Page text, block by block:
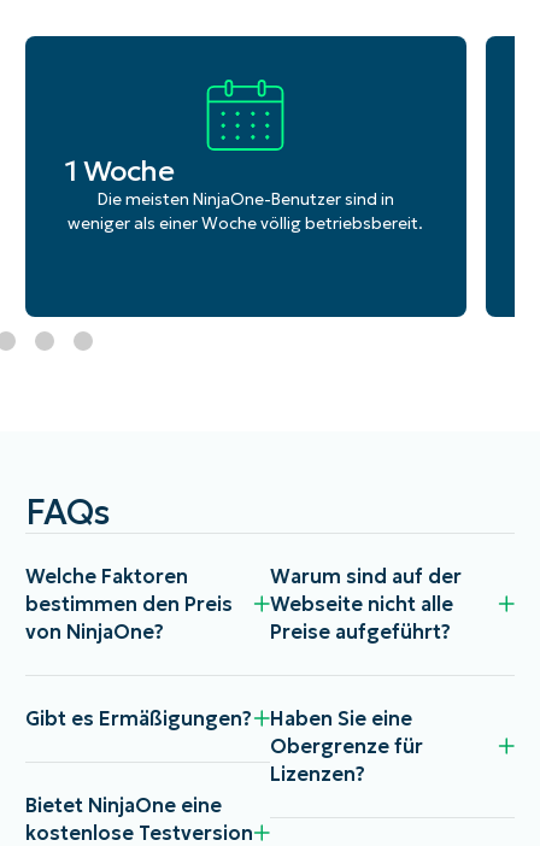
1 Woche
Die meisten NinjaOne-Benutzer sind in
weniger als einer Woche völlig betriebsbereit.
FAQs
Welche Faktoren
bestimmen den Preis
von NinjaOne?
Gibt es Ermäßigungen?
Bietet NinjaOne eine
kostenlose Testversion
Warum sind auf der
Webseite nicht alle
Preise aufgeführt?
Haben Sie eine
Obergrenze für
Lizenzen?